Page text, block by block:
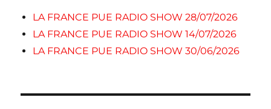
LA FRANCE PUE RADIO SHOW 28/07/2026
LA FRANCE PUE RADIO SHOW 14/07/2026
LA FRANCE PUE RADIO SHOW 30/06/2026